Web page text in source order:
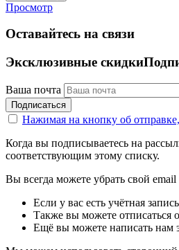
Просмотр
Оставайтесь на связи
Эксклюзивные скидки
Ваша почта
Подписаться
Нажимая на кнопку об
Когда вы подписываетесь на
соответствующим этому списку.
Вы всегда можете убрать свой
Если у вас есть учётная
Также вы можете отписаться
Ещё вы можете написать нам